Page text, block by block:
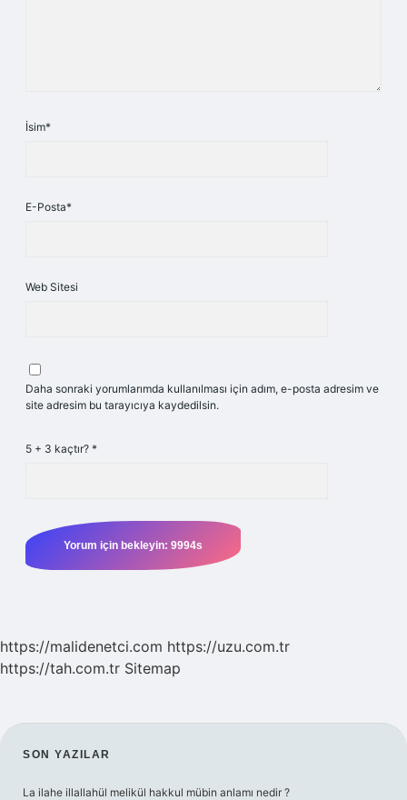
İsim*
E-Posta*
Web Sitesi
Daha sonraki yorumlarımda kullanılması için adım, e-posta adresim ve
site adresim bu tarayıcıya kaydedilsin.
5 + 3 kaçtır? *
https://malidenetci.com https://uzu.com.tr
https://tah.com.tr Sitemap
SIDEBAR
SON YAZILAR
La ilahe illallahül melikül hakkul mübin anlamı nedir ?